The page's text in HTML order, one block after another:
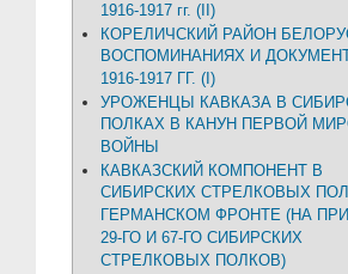
1916-1917 гг. (II)
КОРЕЛИЧСКИЙ РАЙОН
ВОСПОМИНАНИЯХ И
1916-1917 ГГ. (I)
УРОЖЕНЦЫ КАВКАЗА В
ПОЛКАХ В КАНУН ПЕРВОЙ
ВОЙНЫ
КАВКАЗСКИЙ КОМПОНЕНТ В
СИБИРСКИХ СТРЕЛКОВЫХ
ГЕРМАНСКОМ ФРОНТЕ (НА
29-ГО И 67-ГО СИБИРСКИХ
СТРЕЛКОВЫХ ПОЛКОВ)